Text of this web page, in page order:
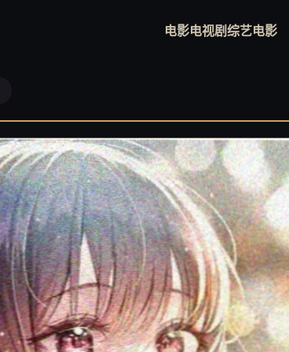
电影电视剧综艺电影